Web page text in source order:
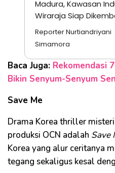
Madura, Kawasan
Wiraraja Siap
Reporter Nurtiandriyani
Simamora
Baca Juga: Rekomendasi
Bikin Senyum-Senyum
Save Me
Drama Korea thriller
produksi OCN adalah Save
Korea yang alur ceritanya
tegang sekaligus kesal